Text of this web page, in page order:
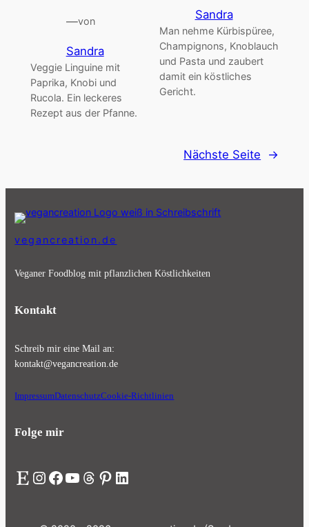
—von
Sandra
Veggie Linguine mit
Paprika, Knobi und
Rucola. Ein leckeres
Rezept aus der Pfanne.
Sandra
Man nehme Kürbispüree,
Champignons, Knoblauch
und Pasta und zaubert
damit ein köstliches
Gericht.
Nächste Seite →
vegancreation.de
Veganer Foodblog mit pflanzlichen Köstlichkeiten
Kontakt
Schreib mir eine Mail an:
kontakt@vegancreation.de
ImpressumDatenschutzCookie-Richtlinien
Folge mir
Etsy InstagramFacebook YouTube Threads Pinterest LinkedIn